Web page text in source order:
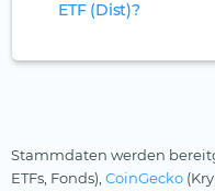
ETF (Dist)?
Stammdaten werden
ETFs, Fonds), CoinGecko